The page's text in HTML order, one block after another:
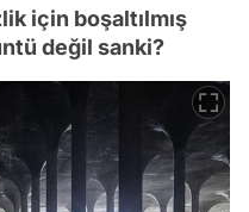
için boşaltılmış
değil sanki?